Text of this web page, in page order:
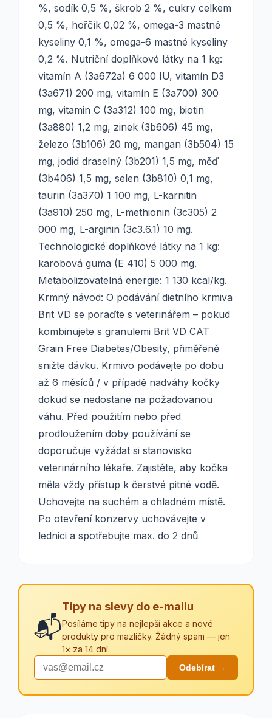
%, sodík 0,5 %, škrob 2 %, cukry celkem
0,5 %, hořčík 0,02 %, omega-3 mastné
kyseliny 0,1 %, omega-6 mastné kyseliny
0,2 %. Nutriční doplňkové látky na 1 kg:
vitamín A (3a672a) 6 000 IU, vitamín D3
(3a671) 200 mg, vitamín E (3a700) 300
mg, vitamin C (3a312) 100 mg, biotin
(3a880) 1,2 mg, zinek (3b606) 45 mg,
železo (3b106) 20 mg, mangan (3b504) 15
mg, jodid draselný (3b201) 1,5 mg, měď
(3b406) 1,5 mg, selen (3b810) 0,1 mg,
taurin (3a370) 1 100 mg, L-karnitin
(3a910) 250 mg, L-methionin (3c305) 2
000 mg, L-arginin (3c3.6.1) 10 mg.
Technologické doplňkové látky na 1 kg:
karobová guma (E 410) 5 000 mg.
Metabolizovatelná energie: 1 130 kcal/kg.
Krmný návod: O podávání dietního krmiva
Brit VD se poraďte s veterinářem – pokud
kombinujete s granulemi Brit VD CAT
Grain Free Diabetes/Obesity, přiměřeně
snižte dávku. Krmivo podávejte po dobu
až 6 měsíců / v případě nadváhy kočky
dokud se nedostane na požadovanou
váhu. Před použitím nebo před
prodloužením doby používání se
doporučuje vyžádat si stanovisko
veterinárního lékaře. Zajistěte, aby kočka
měla vždy přístup k čerstvé pitné vodě.
Uchovejte na suchém a chladném místě.
Po otevření konzervy uchovávejte v
lednici a spotřebujte max. do 2 dnů
📬
Tipy na slevy do e-mailu
Posíláme tipy na nejlepší akce a nové
produkty pro mazlíčky. Žádný spam — jen
1× za 14 dní.
Odebírat →